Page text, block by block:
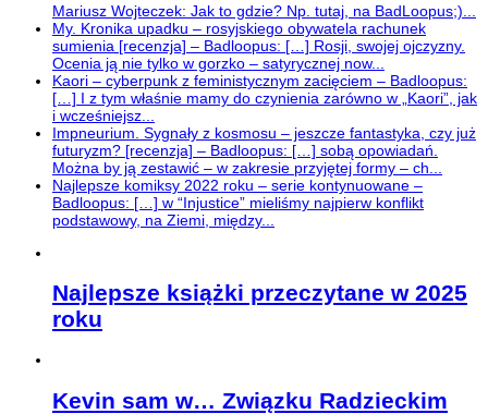
Mariusz Wojteczek: Jak to gdzie? Np. tutaj, na BadLoopus;)...
My. Kronika upadku – rosyjskiego obywatela rachunek
sumienia [recenzja] – Badloopus: […] Rosji, swojej ojczyzny.
Ocenia ją nie tylko w gorzko – satyrycznej now...
Kaori – cyberpunk z feministycznym zacięciem – Badloopus:
[…] I z tym właśnie mamy do czynienia zarówno w „Kaori”, jak
i wcześniejsz...
Impneurium. Sygnały z kosmosu – jeszcze fantastyka, czy już
futuryzm? [recenzja] – Badloopus: […] sobą opowiadań.
Można by ją zestawić – w zakresie przyjętej formy – ch...
Najlepsze komiksy 2022 roku – serie kontynuowane –
Badloopus: […] w “Injustice” mieliśmy najpierw konflikt
podstawowy, na Ziemi, między...
Najlepsze książki przeczytane w 2025
roku
Kevin sam w… Związku Radzieckim